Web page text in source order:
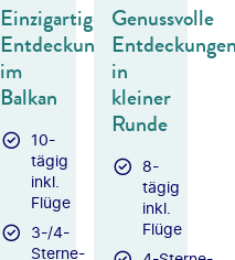
Einzigartige
Entdeckungen
im
Balkan
10-
tägig
inkl.
Flüge
3-/4-
Sterne-
Genussvolle
in
kleiner
Runde
8-
tägig
inkl.
Flüge